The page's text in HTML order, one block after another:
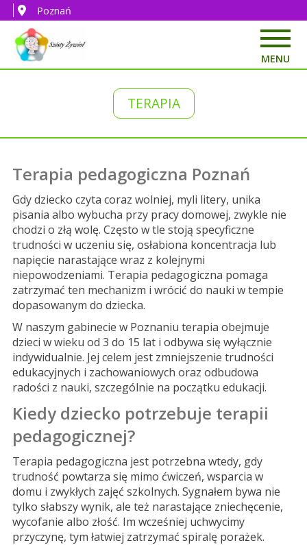
Poznań
MENU
TERAPIA
Terapia pedagogiczna Poznań
Gdy dziecko czyta coraz wolniej, myli litery, unika
pisania albo wybucha przy pracy domowej, zwykle nie
chodzi o złą wolę. Często w tle stoją specyficzne
trudności w uczeniu się, osłabiona koncentracja lub
napięcie narastające wraz z kolejnymi
niepowodzeniami. Terapia pedagogiczna pomaga
zatrzymać ten mechanizm i wrócić do nauki w tempie
dopasowanym do dziecka.
W naszym gabinecie w Poznaniu terapia obejmuje
dzieci w wieku od 3 do 15 lat i odbywa się wyłącznie
indywidualnie. Jej celem jest zmniejszenie trudności
edukacyjnych i zachowaniowych oraz odbudowa
radości z nauki, szczególnie na początku edukacji.
Kiedy dziecko potrzebuje terapii
pedagogicznej?
Terapia pedagogiczna jest potrzebna wtedy, gdy
trudność powtarza się mimo ćwiczeń, wsparcia w
domu i zwykłych zajęć szkolnych. Sygnałem bywa nie
tylko słabszy wynik, ale też narastające zniechęcenie,
wycofanie albo złość. Im wcześniej uchwycimy
przyczynę, tym łatwiej zatrzymać spiralę porażek.